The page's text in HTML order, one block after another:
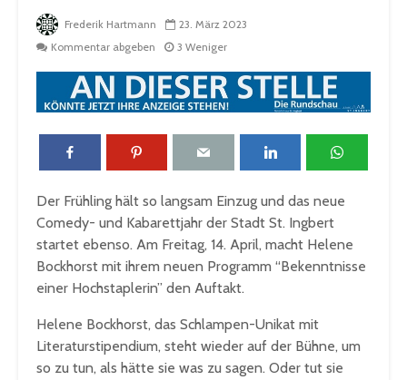
Frederik Hartmann
23. März 2023
Kommentar abgeben
3 Weniger
Der Frühling hält so langsam Einzug und das neue
Comedy- und Kabarettjahr der Stadt St. Ingbert
startet ebenso. Am Freitag, 14. April, macht Helene
Bockhorst mit ihrem neuen Programm “Bekenntnisse
einer Hochstaplerin” den Auftakt.
Helene Bockhorst, das Schlampen-Unikat mit
Literaturstipendium, steht wieder auf der Bühne, um
so zu tun, als hätte sie was zu sagen. Oder tut sie